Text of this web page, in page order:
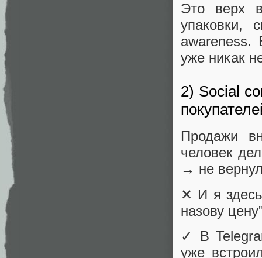
Это верх
упаковки,
awareness.
уже никак
2) Social
Продажи
человек
→ не
✕ И я
назову
✓ В
уже